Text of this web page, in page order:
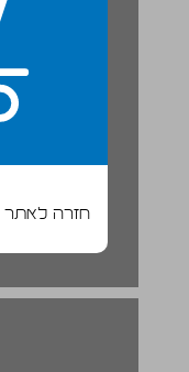
חזרה לאתר